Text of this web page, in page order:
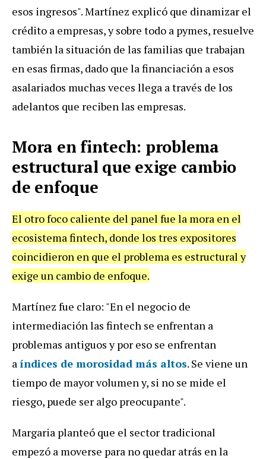
esos ingresos". Martínez explicó que dinamizar el
crédito a empresas, y sobre todo a pymes, resuelve
también la situación de las familias que trabajan
en esas firmas, dado que la financiación a esos
asalariados muchas veces llega a través de los
adelantos que reciben las empresas.
Mora en fintech: problema
estructural que exige cambio
de enfoque
El otro foco caliente del panel fue la mora en el
ecosistema fintech, donde los tres expositores
coincidieron en que el problema es estructural y
exige un cambio de enfoque.
Martínez fue claro: "En el negocio de
intermediación las fintech se enfrentan a
problemas antiguos y por eso se enfrentan
aíndices de morosidad más altos. Se viene un
tiempo de mayor volumen y, si no se mide el
riesgo, puede ser algo preocupante".
Margaria planteó que el sector tradicional
empezó a moverse para no quedar atrás en la